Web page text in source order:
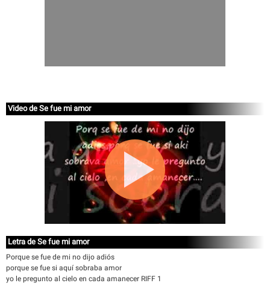
Video de Se fue mi amor
Letra de Se fue mi amor
Porque se fue de mi no dijo adiós
porque se fue si aquí sobraba amor
yo le pregunto al cielo en cada amanecer RIFF 1